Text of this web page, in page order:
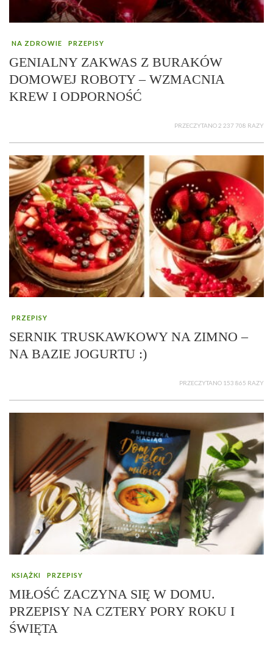
NA ZDROWIE PRZEPISY
GENIALNY ZAKWAS Z BURAKÓW
DOMOWEJ ROBOTY – WZMACNIA
KREW I ODPORNOŚĆ
PRZECZYTANO 2 237 708 RAZY
PRZEPISY
SERNIK TRUSKAWKOWY NA ZIMNO –
NA BAZIE JOGURTU :)
PRZECZYTANO 153 865 RAZY
KSIĄŻKI PRZEPISY
MIŁOŚĆ ZACZYNA SIĘ W DOMU.
PRZEPISY NA CZTERY PORY ROKU I
ŚWIĘTA